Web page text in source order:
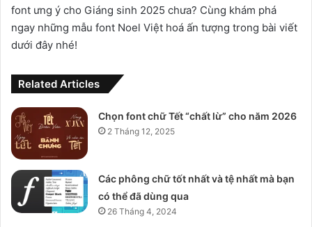
font ưng ý cho Giáng sinh 2025 chưa? Cùng khám phá
ngay những mẫu font Noel Việt hoá ấn tượng trong bài viết
dưới đây nhé!
Related Articles
Chọn font chữ Tết “chất lừ” cho năm 2026
2 Tháng 12, 2025
Các phông chữ tốt nhất và tệ nhất mà bạn
có thể đã dùng qua
26 Tháng 4, 2024